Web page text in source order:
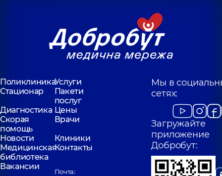
ПоликлиникаУслуги
Стационар
Пакети
послуг
Диагностика Цены
Скорая
помощь
Врачи
Новости
Клиники
Медицинская
библиотека
Контакты
Вакансии
Почта:
Мы в
сетях:
Загружайте
приложение
Добробут: